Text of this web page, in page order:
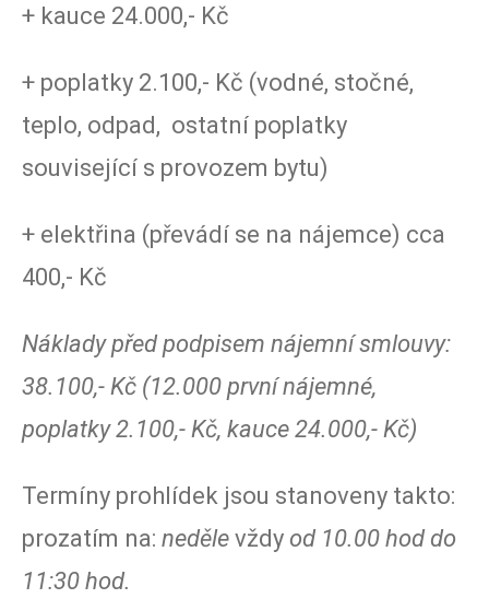
+ kauce 24.000,- Kč
+ poplatky 2.100,- Kč (vodné, stočné,
teplo, odpad, ostatní poplatky
související s provozem bytu)
+ elektřina (převádí se na nájemce) cca
400,- Kč
Náklady před podpisem nájemní smlouvy:
38.100,- Kč (12.000 první nájemné,
poplatky 2.100,- Kč, kauce 24.000,- Kč)
Termíny prohlídek jsou stanoveny takto:
prozatím na: neděle vždy od 10.00 hod do
11:30 hod.